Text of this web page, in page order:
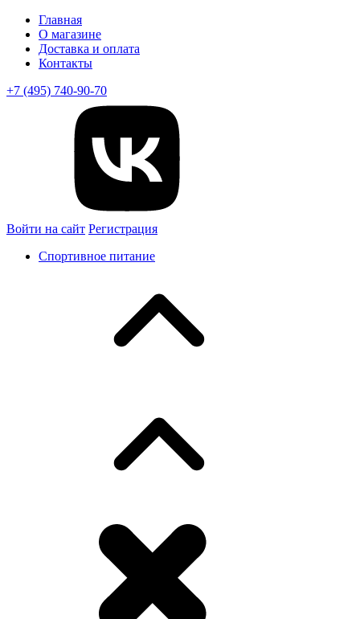
Главная
О магазине
Доставка и оплата
Контакты
+7 (495) 740-90-70
Войти на сайт Регистрация
Спортивное питание